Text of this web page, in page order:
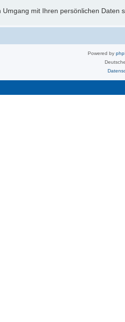
mit Ihren persönlichen Daten
Powered by